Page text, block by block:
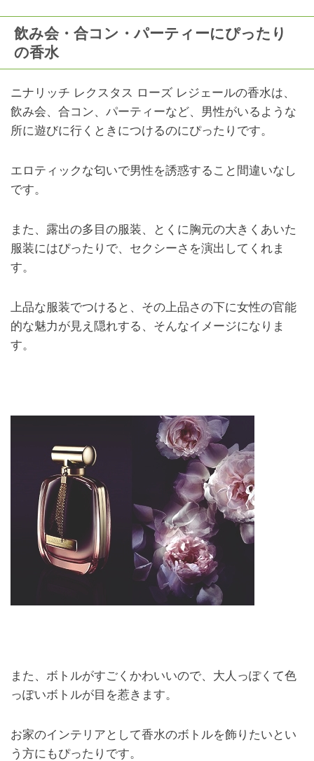
飲み会・合コン・パーティーにぴったり
の香水
ニナリッチ レクスタス ローズ レジェールの香水は、
飲み会、合コン、パーティーなど、男性がいるような
所に遊びに行くときにつけるのにぴったりです。
エロティックな匂いで男性を誘惑すること間違いなし
です。
また、露出の多目の服装、とくに胸元の大きくあいた
服装にはぴったりで、セクシーさを演出してくれま
す。
上品な服装でつけると、その上品さの下に女性の官能
的な魅力が見え隠れする、そんなイメージになりま
す。
また、ボトルがすごくかわいいので、大人っぽくて色
っぽいボトルが目を惹きます。
お家のインテリアとして香水のボトルを飾りたいとい
う方にもぴったりです。